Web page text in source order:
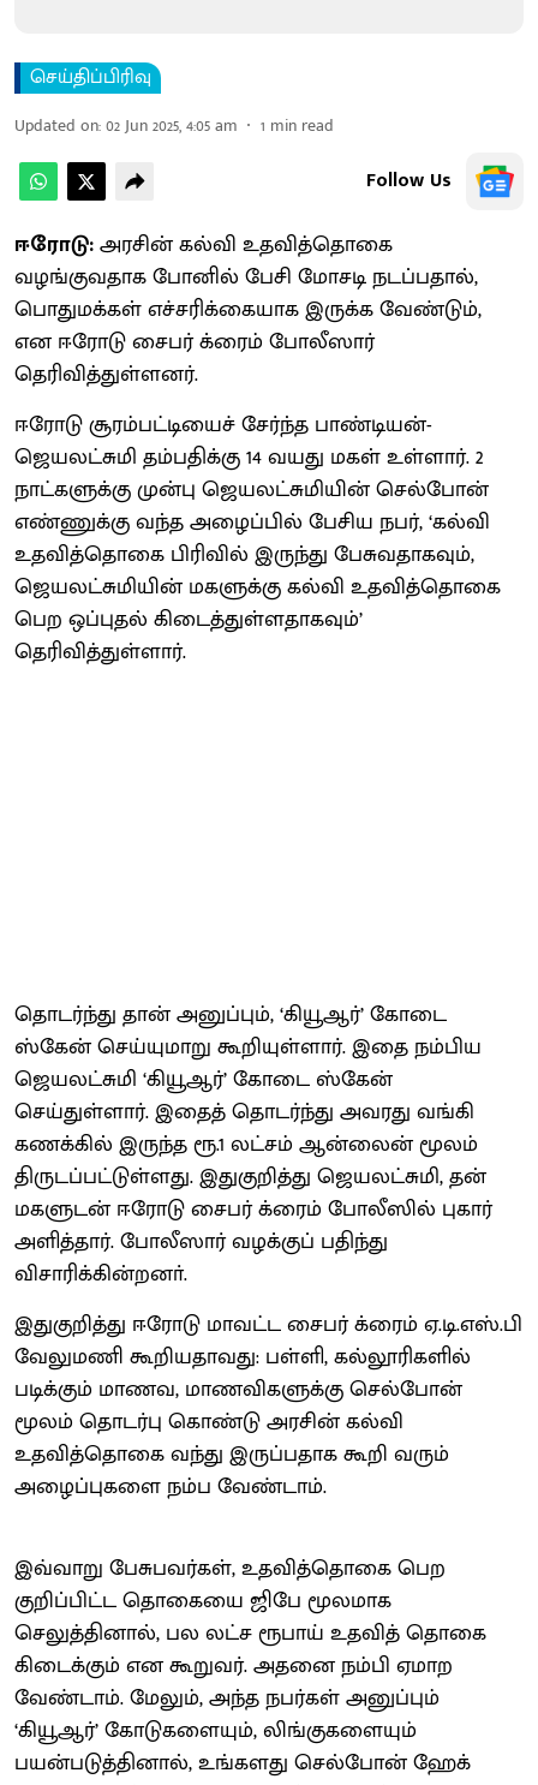
செய்திப்பிரிவு
Updated on:02 Jun 2025, 4:05 am 1 min read
Follow Us
ஈரோடு:அரசின் கல்வி உதவித்தொகை
வழங்குவதாக போனில் பேசி மோசடி நடப்பதால்,
பொதுமக்கள் எச்சரிக்கையாக இருக்க வேண்டும்,
என ஈரோடு சைபர் க்ரைம் போலீஸார்
தெரிவித்துள்ளனர்.
ஈரோடு சூரம்பட்டியைச் சேர்ந்த பாண்டியன்-
ஜெயலட்சுமி தம்பதிக்கு 14 வயது மகள் உள்ளார். 2
நாட்களுக்கு முன்பு ஜெயலட்சுமியின் செல்போன்
எண்ணுக்கு வந்த அழைப்பில் பேசிய நபர், ‘கல்வி
உதவித்தொகை பிரிவில் இருந்து பேசுவதாகவும்,
ஜெயலட்சுமியின் மகளுக்கு கல்வி உதவித்தொகை
பெற ஒப்புதல் கிடைத்துள்ளதாகவும்’
தெரிவித்துள்ளார்.
தொடர்ந்து தான் அனுப்பும், ‘கியூஆர்’ கோடை
ஸ்கேன் செய்யுமாறு கூறியுள்ளார். இதை நம்பிய
ஜெயலட்சுமி ‘கியூஆர்’ கோடை ஸ்கேன்
செய்துள்ளார். இதைத் தொடர்ந்து அவரது வங்கி
கணக்கில் இருந்த ரூ.1 லட்சம் ஆன்லைன் மூலம்
திருடப்பட்டுள்ளது. இதுகுறித்து ஜெயலட்சுமி, தன்
மகளுடன் ஈரோடு சைபர் க்ரைம் போலீஸில் புகார்
அளித்தார். போலீஸார் வழக்குப் பதிந்து
விசாரிக்கின்றனா்.
இதுகுறித்து ஈரோடு மாவட்ட சைபர் க்ரைம் ஏ.டி.எஸ்.பி
வேலுமணி கூறியதாவது: பள்ளி, கல்லூரிகளில்
படிக்கும் மாணவ, மாணவிகளுக்கு செல்போன்
மூலம் தொடர்பு கொண்டு அரசின் கல்வி
உதவித்தொகை வந்து இருப்பதாக கூறி வரும்
அழைப்புகளை நம்ப வேண்டாம்.
இவ்வாறு பேசுபவர்கள், உதவித்தொகை பெற
குறிப்பிட்ட தொகையை ஜிபே மூலமாக
செலுத்தினால், பல லட்ச ரூபாய் உதவித் தொகை
கிடைக்கும் என கூறுவர். அதனை நம்பி ஏமாற
வேண்டாம். மேலும், அந்த நபர்கள் அனுப்பும்
‘கியூஆர்’ கோடுகளையும், லிங்குகளையும்
பயன்படுத்தினால், உங்களது செல்போன் ஹேக்